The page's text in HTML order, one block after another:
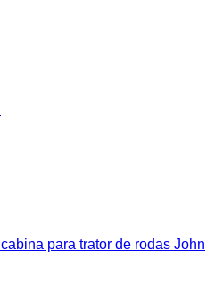
cabina para trator de rodas John